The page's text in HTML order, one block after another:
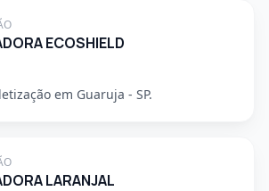
ECOSHIELD
em Guaruja - SP.
LARANJAL